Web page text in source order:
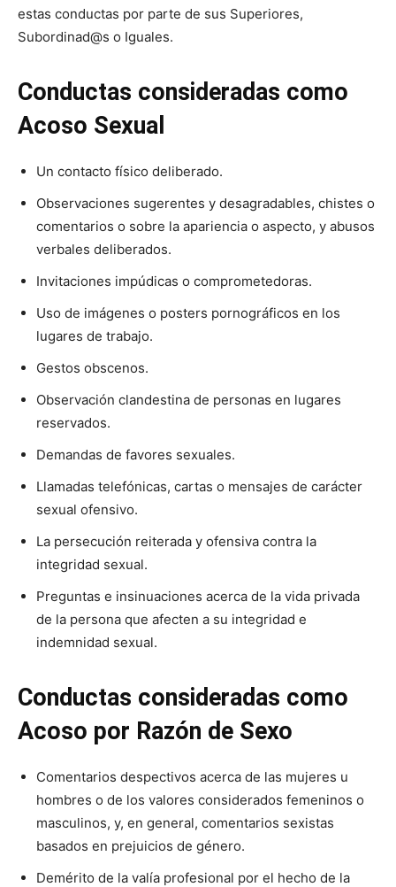
estas conductas por parte de sus Superiores,
Subordinad@s o Iguales.
Conductas consideradas como
Acoso Sexual
Un contacto físico deliberado.
Observaciones sugerentes y desagradables, chistes o
comentarios o sobre la apariencia o aspecto, y abusos
verbales deliberados.
Invitaciones impúdicas o comprometedoras.
Uso de imágenes o posters pornográficos en los
lugares de trabajo.
Gestos obscenos.
Observación clandestina de personas en lugares
reservados.
Demandas de favores sexuales.
Llamadas telefónicas, cartas o mensajes de carácter
sexual ofensivo.
La persecución reiterada y ofensiva contra la
integridad sexual.
Preguntas e insinuaciones acerca de la vida privada
de la persona que afecten a su integridad e
indemnidad sexual.
Conductas consideradas como
Acoso por Razón de Sexo
Comentarios despectivos acerca de las mujeres u
hombres o de los valores considerados femeninos o
masculinos, y, en general, comentarios sexistas
basados en prejuicios de género.
Demérito de la valía profesional por el hecho de la